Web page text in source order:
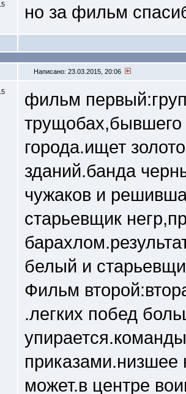
но за фильм
Написано: 23.03.2015, 20:06
фильм
трущобах,бывшего
города.ищет
зданий.банда
чужаков и
старьевщик
белый и
Фильм
.легких побед
приказами.низшее
может.в центре